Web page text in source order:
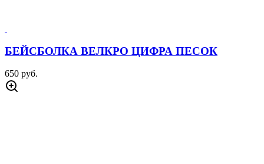
БЕЙСБОЛКА ВЕЛКРО ЦИФРА ПЕСОК
650 руб.